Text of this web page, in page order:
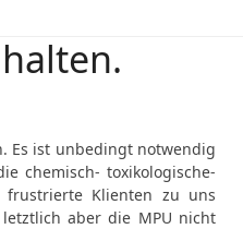
Es ist unbedingt notwendig
chemisch- toxikologische-
frustrierte Klienten zu uns
aber die MPU nicht